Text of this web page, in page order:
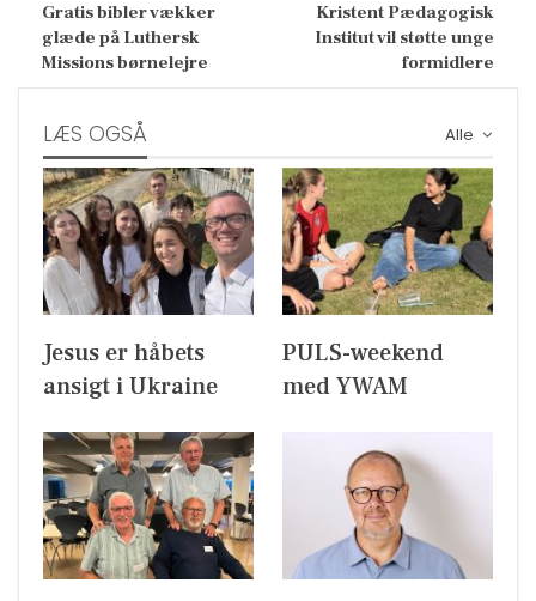
Gratis bibler vækker
glæde på Luthersk
Missions børnelejre
Kristent Pædagogisk
Institut vil støtte unge
formidlere
Alle
LÆS OGSÅ
Jesus er håbets
ansigt i Ukraine
PULS-weekend
med YWAM